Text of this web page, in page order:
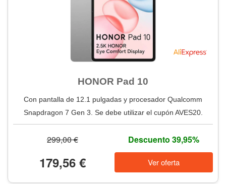
HONOR Pad 10
Con pantalla de 12.1 pulgadas y procesador Qualcomm
Snapdragon 7 Gen 3. Se debe utilizar el cupón AVES20.
299,00 € Descuento 39,95%
179,56 € Ver oferta